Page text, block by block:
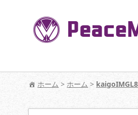
ホーム >ホーム >